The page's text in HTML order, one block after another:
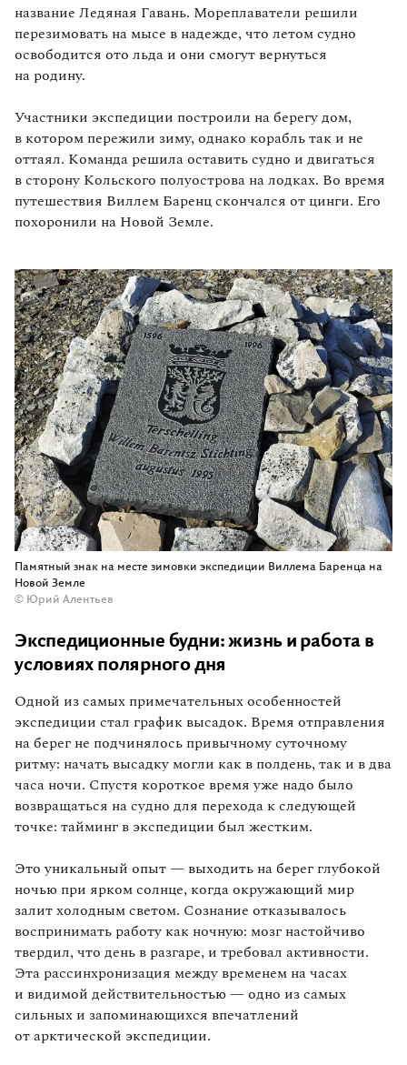
название Ледяная Гавань. Мореплаватели решили
перезимовать на мысе в надежде, что летом судно
освободится ото льда и они смогут вернуться
на родину.
Участники экспедиции построили на берегу дом,
в котором пережили зиму, однако корабль так и не
оттаял. Команда решила оставить судно и двигаться
в сторону Кольского полуострова на лодках. Во время
путешествия Виллем Баренц скончался от цинги. Его
похоронили на Новой Земле.
Памятный знак на месте зимовки экспедиции Виллема Баренца на
Новой Земле
© Юрий Алентьев
Экспедиционные будни: жизнь и работа в
условиях полярного дня
Одной из самых примечательных особенностей
экспедиции стал график высадок. Время отправления
на берег не подчинялось привычному суточному
ритму: начать высадку могли как в полдень, так и в два
часа ночи. Спустя короткое время уже надо было
возвращаться на судно для перехода к следующей
точке: тайминг в экспедиции был жестким.
Это уникальный опыт — выходить на берег глубокой
ночью при ярком солнце, когда окружающий мир
залит холодным светом. Сознание отказывалось
воспринимать работу как ночную: мозг настойчиво
твердил, что день в разгаре, и требовал активности.
Эта рассинхронизация между временем на часах
и видимой действительностью — одно из самых
сильных и запоминающихся впечатлений
от арктической экспедиции.